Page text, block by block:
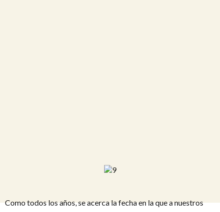
Como todos los años, se acerca la fecha en la que a nuestros